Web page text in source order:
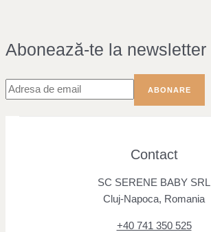
Abonează-te la newsletter
Contact
SC SERENE BABY SRL
Cluj-Napoca, Romania
+40 741 350 525